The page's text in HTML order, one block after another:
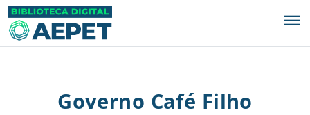
menu
Governo Café Filho